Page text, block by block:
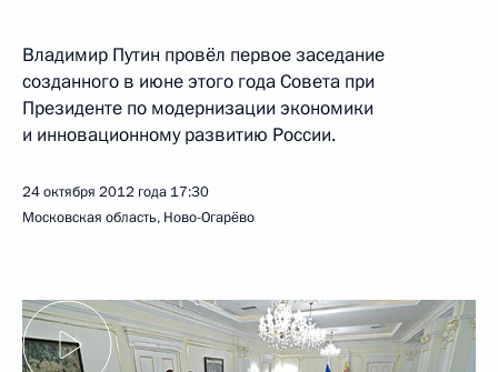
Владимир Путин провёл первое заседание
созданного в июне этого года Совета при
Президенте по модернизации экономики
и инновационному развитию России.
24 октября 2012 года 17:30
Московская область, Ново-Огарёво